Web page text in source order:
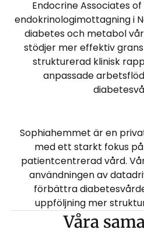
Endocrine Associates
endokrinologimottagning i
diabetes och metabol
stödjer mer effektiv
strukturerad klinisk
anpassade
Sophiahemmet är en
med ett starkt fokus
patientcentrerad vård.
användningen av
förbättra
uppföljning mer
Våra